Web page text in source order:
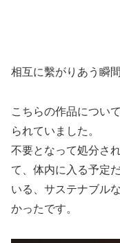
相互に繫がりあう瞬
こちらの作品につい
られていました。
不要となって処分さ
て、体内に入る予定
いる、サステナブル
かったです。